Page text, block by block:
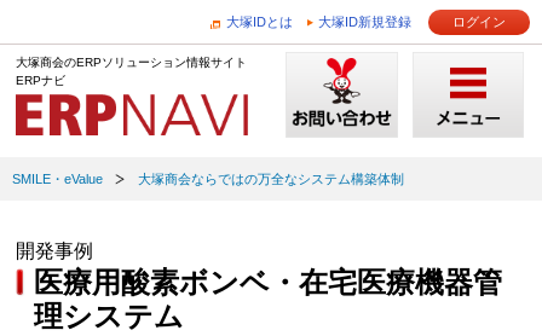
大塚IDとは 大塚ID新規登録 ログイン
大塚商会のERPソリューション情報サイト
ERPナビ
SMILE・eValue 大塚商会ならではの万全なシステム構築体制
開発事例
医療用酸素ボンベ・在宅医療機器管
理システム